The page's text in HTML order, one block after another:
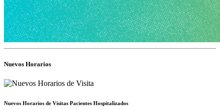
Nuevos Horarios
Nuevos Horarios de Visitas Pacientes Hospitalizados